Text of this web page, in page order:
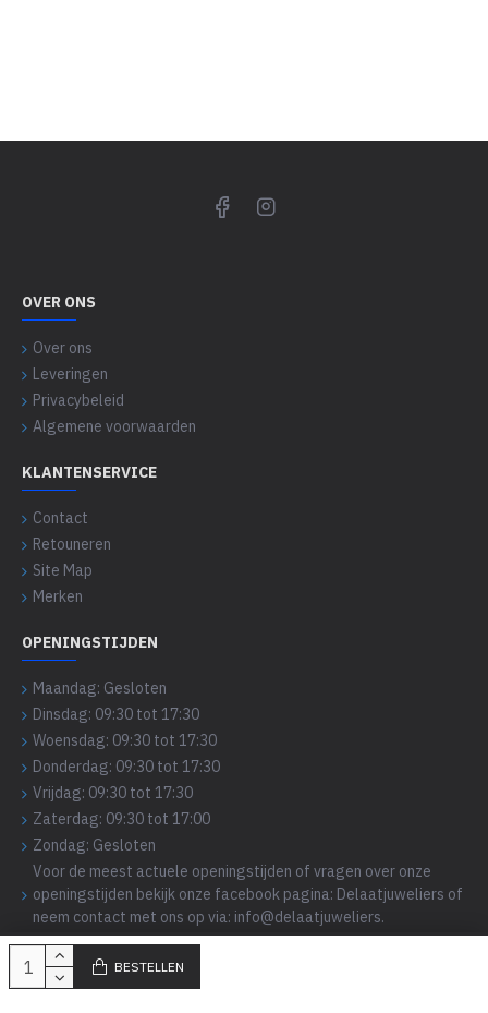
BESTELLEN
OVER ONS
Over ons
Leveringen
Privacybeleid
Algemene voorwaarden
KLANTENSERVICE
Contact
Retouneren
Site Map
Merken
OPENINGSTIJDEN
Maandag: Gesloten
Dinsdag: 09:30 tot 17:30
Woensdag: 09:30 tot 17:30
Donderdag: 09:30 tot 17:30
Vrijdag: 09:30 tot 17:30
Zaterdag: 09:30 tot 17:00
Zondag: Gesloten
Voor de meest actuele openingstijden of vragen over onze
openingstijden bekijk onze facebook pagina: Delaatjuweliers of
neem contact met ons op via: info@delaatjuweliers.